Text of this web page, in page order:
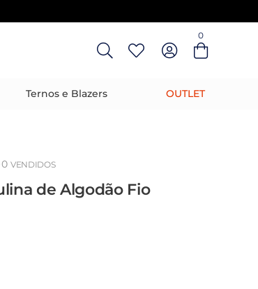
Entre com email ou cpf/cnpj
0
Ternos e Blazers OUTLET
VENDIDOS
de Algodão Fio